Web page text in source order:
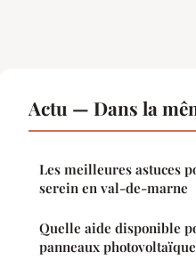
Actu — Dans la
Les meilleures astuces
serein en val-de-marne
Quelle aide disponible
panneaux